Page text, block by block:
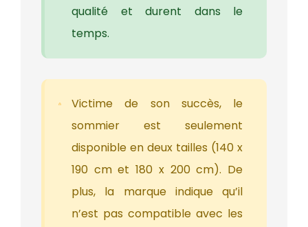
qualité et durent dans le
temps.
Victime de son succès, le
sommier est seulement
disponible en deux tailles (140 x
190 cm et 180 x 200 cm). De
plus, la marque indique qu’il
n’est pas compatible avec les